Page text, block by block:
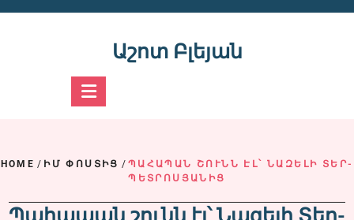
Աշոտ Բլեյան
HOME / ԻՄ ՓՈՍՏԻՑ / ՊԱՀԱՊԱՆ ՇՈՒՆՆ ԷԼ՝ ՆԱԶԵԼԻ ՏԵՐ-
ՊԵՏՐՈՍՅԱՆԻՑ